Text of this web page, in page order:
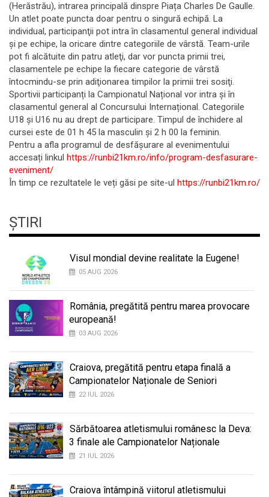
(Herăstrău), intrarea principală dinspre Piața Charles De Gaulle.
Un atlet poate puncta doar pentru o singură echipă. La
individual, participanţii pot intra în clasamentul general individual
și pe echipe, la oricare dintre categoriile de vârstă. Team-urile
pot fi alcătuite din patru atleţi, dar vor puncta primii trei,
clasamentele pe echipe la fiecare categorie de vârstă
întocmindu-se prin adiţionarea timpilor la primii trei sosiţi.
Sportivii participanți la Campionatul Național vor intra și în
clasamentul general al Concursului Internațional. Categoriile
U18 și U16 nu au drept de participare. Timpul de închidere al
cursei este de 01 h 45 la masculin și 2 h 00 la feminin.
Pentru a afla programul de desfășurare al evenimentului
accesați linkul https://runbi21km.ro/info/program-desfasurare-
eveniment/
În timp ce rezultatele le veți găsi pe site-ul https://runbi21km.ro/
ȘTIRI
Visul mondial devine realitate la Eugene!
05 AUG 2026
România, pregătită pentru marea provocare
europeană!
03 AUG 2026
Craiova, pregătită pentru etapa finală a
Campionatelor Naționale de Seniori
22 IUL 2026
Sărbătoarea atletismului românesc la Deva:
3 finale ale Campionatelor Naționale
21 IUL 2026
Craiova întâmpină viitorul atletismului